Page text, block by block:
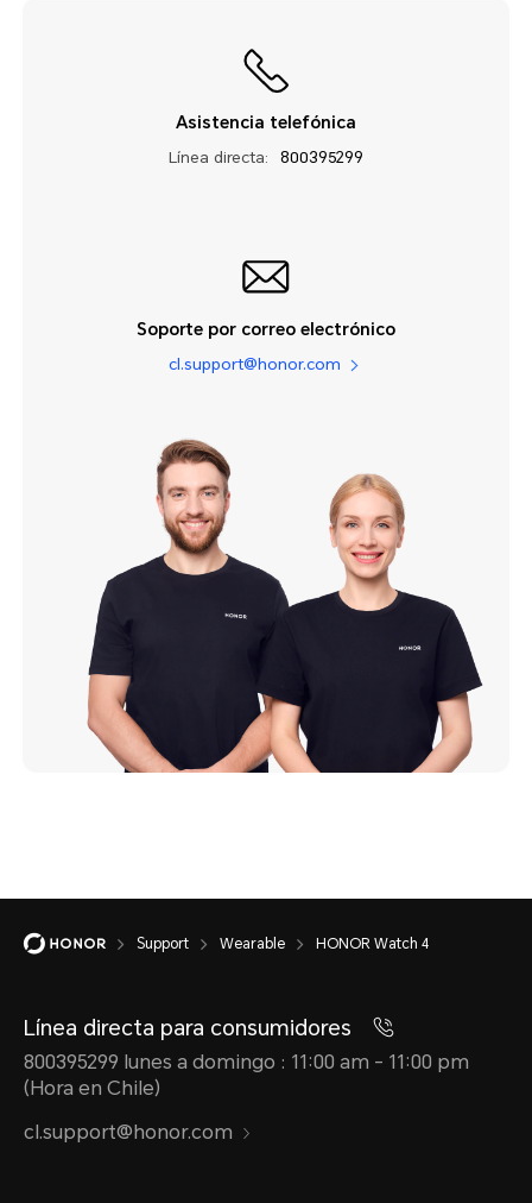
Asistencia telefónica
Línea directa: 800395299
Soporte por correo electrónico
cl.support@honor.com
Support Wearable HONOR Watch 4
Línea directa para consumidores
800395299 lunes a domingo : 11:00 am - 11:00 pm
(Hora en Chile)
cl.support@honor.com